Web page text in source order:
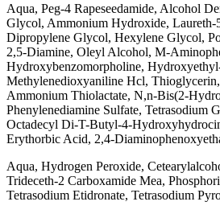
Aqua, Peg-4 Rapeseedamide, Alcohol
Glycol, Ammonium Hydroxide,
Dipropylene Glycol, Hexylene Glycol,
2,5-Diamine, Oleyl Alcohol, M-
Hydroxybenzomorpholine,
Methylenedioxyaniline Hcl,
Ammonium Thiolactate, N,n-Bis(2-
Phenylenediamine Sulfate, Tetrasodium
Octadecyl Di-T-Butyl-4-
Erythorbic Acid, 2,4-
Aqua, Hydrogen Peroxide,
Trideceth-2 Carboxamide Mea,
Tetrasodium Etidronate, Tetrasodium